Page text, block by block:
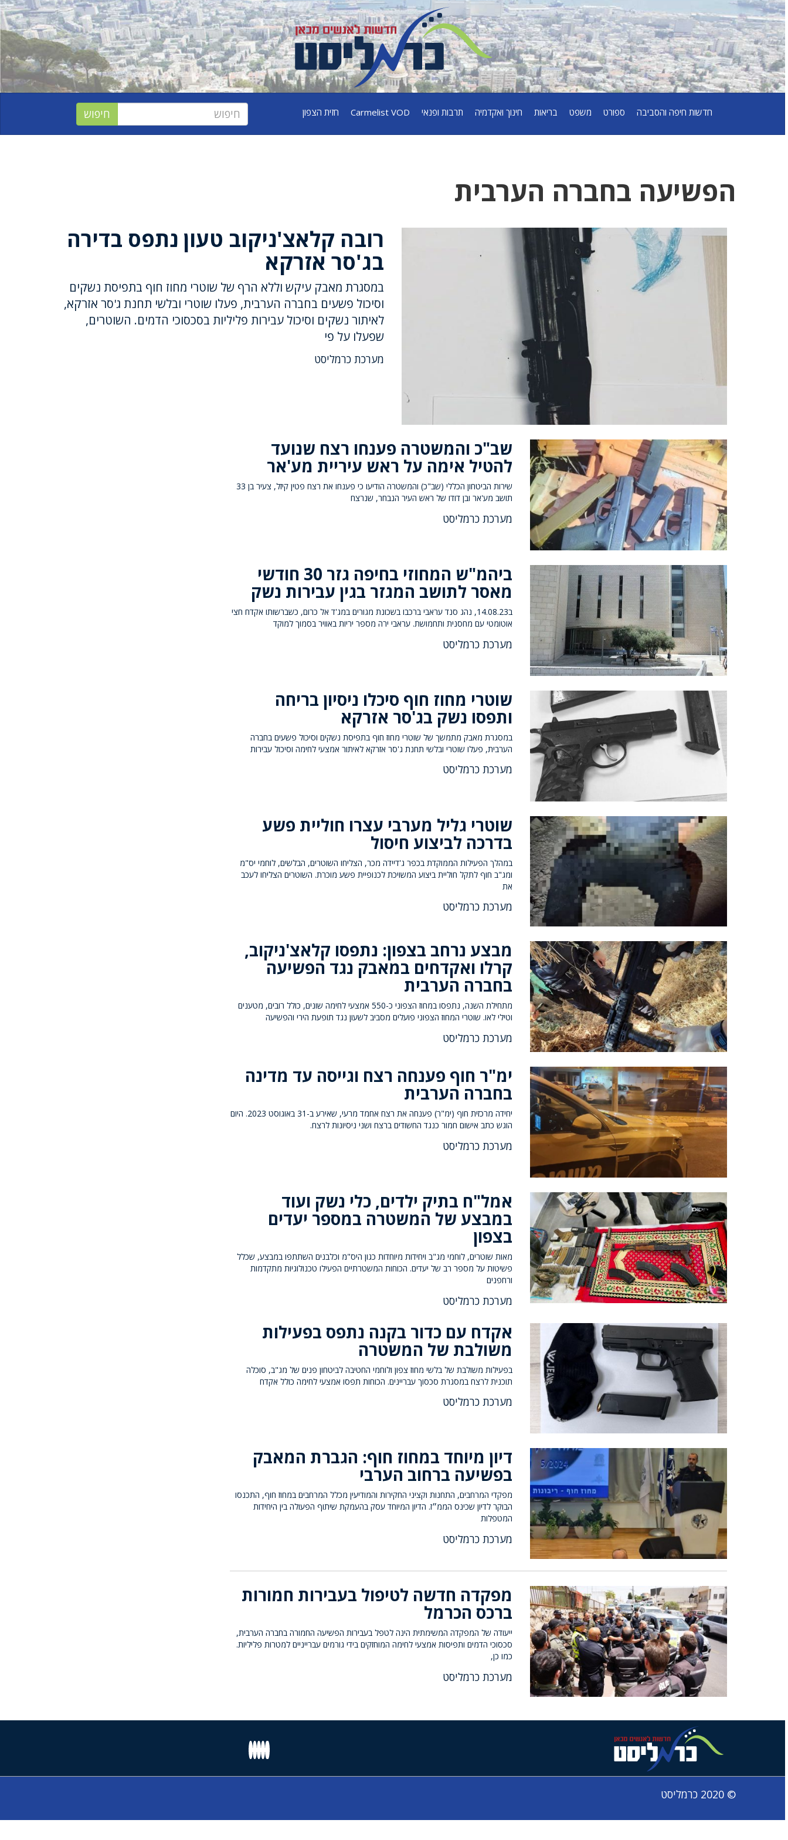
חדשות חיפה והסביבה ספורט משפט בריאות חינוך ואקדמיה תרבות ופנאי Carmelist VOD חזית הצפון
הפשיעה בחברה הערבית
רובה קלאצ'ניקוב טעון נתפס בדירה
בג'סר אזרקא
במסגרת מאבק עיקש וללא הרף של שוטרי מחוז חוף בתפיסת נשקים
וסיכול פשעים בחברה הערבית, פעלו שוטרי ובלשי תחנת ג'סר אזרקא,
לאיתור נשקים וסיכול עבירות פליליות בסכסוכי הדמים. השוטרים,
שפעלו על פי
מערכת כרמליסט
שב"כ והמשטרה פענחו רצח שנועד
להטיל אימה על ראש עיריית מע'אר
שירות הביטחון הכללי (שב"כ) והמשטרה הודיעו כי פענחו את רצח פטין קיזל, צעיר בן 33
תושב מע'אר ובן דודו של ראש העיר הנבחר, שנרצח
מערכת כרמליסט
ביהמ"ש המחוזי בחיפה גזר 30 חודשי
מאסר לתושב המגזר בגין עבירות נשק
ב14.08.23, נהג סנד עראבי ברכבו בשכונת מגורים במג'ד אל כרום, כשברשותו אקדח חצי
אוטומטי עם מחסנית ותחמושת. עראבי ירה מספר יריות באוויר בסמוך למוקד
מערכת כרמליסט
שוטרי מחוז חוף סיכלו ניסיון בריחה
ותפסו נשק בג'סר אזרקא
במסגרת מאבק מתמשך של שוטרי מחוז חוף בתפיסת נשקים וסיכול פשעים בחברה
הערבית, פעלו שוטרי ובלשי תחנת ג'סר אזרקא לאיתור אמצעי לחימה וסיכול עבירות
מערכת כרמליסט
שוטרי גליל מערבי עצרו חוליית פשע
בדרכה לביצוע חיסול
במהלך הפעילות הממוקדת בכפר ג'דיידה מכר, הצליחו השוטרים, הבלשים, לוחמי יס"מ
ומג"ב חוף לתקל חוליית ביצוע המשויכת לכנופיית פשע מוכרת. השוטרים הצליחו לעכב
את
מערכת כרמליסט
מבצע נרחב בצפון: נתפסו קלאצ'ניקוב,
קרלו ואקדחים במאבק נגד הפשיעה
בחברה הערבית
מתחילת השנה, נתפסו במחוז הצפוני כ-550 אמצעי לחימה שונים, כולל רובים, מטענים
וטילי לאו. שוטרי המחוז הצפוני פועלים מסביב לשעון נגד תופעת הירי והפשיעה
מערכת כרמליסט
ימ"ר חוף פענחה רצח וגייסה עד מדינה
בחברה הערבית
יחידה מרכזית חוף (ימ"ר) פענחה את רצח אחמד מרעי, שאירע ב-31 באוגוסט 2023. היום
הוגש כתב אישום חמור כנגד החשודים ברצח ושני ניסיונות לרצח.
מערכת כרמליסט
אמל"ח בתיק ילדים, כלי נשק ועוד
במבצע של המשטרה במספר יעדים
בצפון
מאות שוטרים, לוחמי מג"ב ויחידות מיוחדות כגון היס"מ וכלבנים השתתפו במבצע, שכלל
פשיטות על מספר רב של יעדים. הכוחות המשטרתיים הפעילו טכנולוגיות מתקדמות
ורחפנים
מערכת כרמליסט
אקדח עם כדור בקנה נתפס בפעילות
משולבת של המשטרה
בפעילות משולבת של בלשי מחוז צפון ולוחמי החטיבה לביטחון פנים של מג"ב, סוכלה
תוכנית לרצח במסגרת סכסוך עבריינים. הכוחות תפסו אמצעי לחימה כולל אקדח
מערכת כרמליסט
דיון מיוחד במחוז חוף: הגברת המאבק
בפשיעה ברחוב הערבי
מפקדי המרחבים, התחנות וקציני החקירות והמודיעין מכלל המרחבים במחוז חוף, התכנסו
הבוקר לדיון שכינס הממ״ז. הדיון המיוחד עסק בהעמקת שיתוף הפעולה בין היחידות
המטפלות
מערכת כרמליסט
מפקדה חדשה לטיפול בעבירות חמורות
ברכס הכרמל
ייעודה של המפקדה המשימתית הינה לטפל בעבירות הפשיעה החמורה בחברה הערבית,
סכסוכי הדמים ותפיסות אמצעי לחימה המוחזקים בידי גורמים עברייניים למטרות פליליות.
כמו כן,
מערכת כרמליסט
© 2020 כרמליסט